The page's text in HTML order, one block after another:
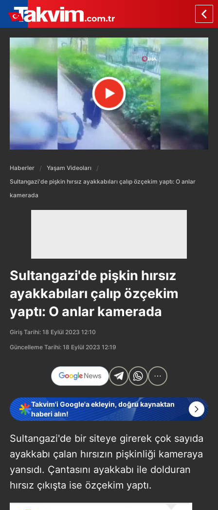
Haberler
Yaşam Videoları
Sultangazi'de pişkin hırsız ayakkabıları çalıp özçekim yaptı: O anlar
kamerada
Sultangazi'de pişkin hırsız
ayakkabıları çalıp özçekim
yaptı: O anlar kamerada
Giriş Tarihi: 18 Eylül 2023 12:10
Güncelleme Tarihi: 18 Eylül 2023 12:19
Takvim'i Google'a ekleyin, doğru kaynaktan
haberi alın!
Sultangazi'de bir siteye girerek çok sayıda
ayakkabı çalan hırsızın pişkinliği kameraya
yansıdı. Çantasını ayakkabı ile dolduran
hırsız çıkışta ise özçekim yaptı.